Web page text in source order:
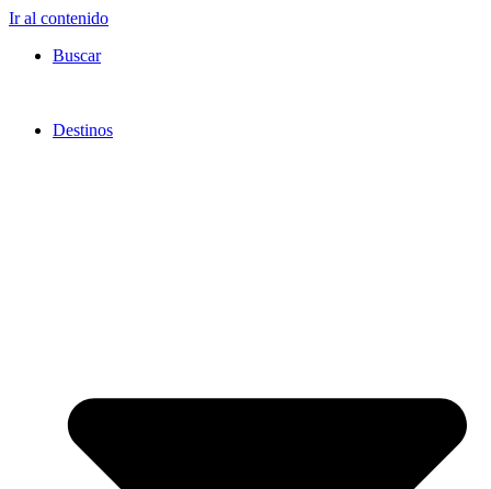
Ir al contenido
Buscar
Destinos